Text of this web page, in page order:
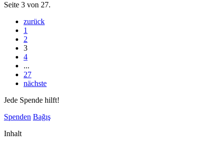
Seite 3 von 27.
zurück
1
2
3
4
...
27
nächste
Jede Spende hilft!
Spenden Bağış
Inhalt